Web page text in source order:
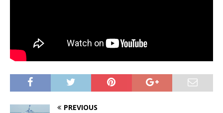
PREVIOUS